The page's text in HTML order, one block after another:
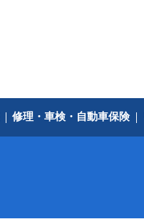
修理・車検・自動車保険